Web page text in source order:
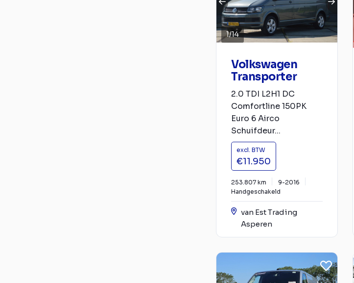
1/14
Volkswagen
Transporter
2.0 TDI L2H1 DC
Comfortline 150PK
Euro 6 Airco
Schuifdeur...
excl. BTW
€11.950
253.807 km
9-2016
Handgeschakeld
van Est Trading
Asperen